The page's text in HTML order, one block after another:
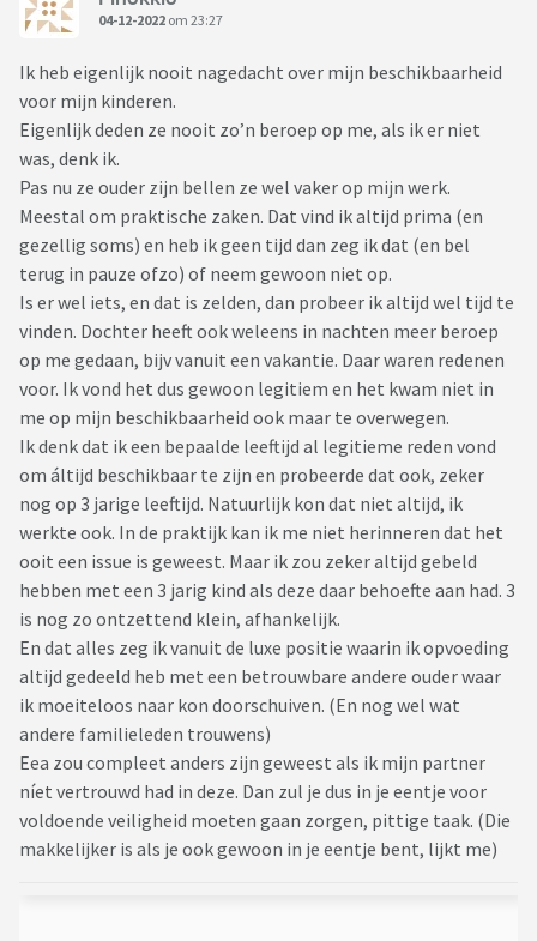
04-12-2022 om 23:27
Ik heb eigenlijk nooit nagedacht over mijn beschikbaarheid
voor mijn kinderen.
Eigenlijk deden ze nooit zo’n beroep op me, als ik er niet
was, denk ik.
Pas nu ze ouder zijn bellen ze wel vaker op mijn werk.
Meestal om praktische zaken. Dat vind ik altijd prima (en
gezellig soms) en heb ik geen tijd dan zeg ik dat (en bel
terug in pauze ofzo) of neem gewoon niet op.
Is er wel iets, en dat is zelden, dan probeer ik altijd wel tijd te
vinden. Dochter heeft ook weleens in nachten meer beroep
op me gedaan, bijv vanuit een vakantie. Daar waren redenen
voor. Ik vond het dus gewoon legitiem en het kwam niet in
me op mijn beschikbaarheid ook maar te overwegen.
Ik denk dat ik een bepaalde leeftijd al legitieme reden vond
om áltijd beschikbaar te zijn en probeerde dat ook, zeker
nog op 3 jarige leeftijd. Natuurlijk kon dat niet altijd, ik
werkte ook. In de praktijk kan ik me niet herinneren dat het
ooit een issue is geweest. Maar ik zou zeker altijd gebeld
hebben met een 3 jarig kind als deze daar behoefte aan had. 3
is nog zo ontzettend klein, afhankelijk.
En dat alles zeg ik vanuit de luxe positie waarin ik opvoeding
altijd gedeeld heb met een betrouwbare andere ouder waar
ik moeiteloos naar kon doorschuiven. (En nog wel wat
andere familieleden trouwens)
Eea zou compleet anders zijn geweest als ik mijn partner
níet vertrouwd had in deze. Dan zul je dus in je eentje voor
voldoende veiligheid moeten gaan zorgen, pittige taak. (Die
makkelijker is als je ook gewoon in je eentje bent, lijkt me)